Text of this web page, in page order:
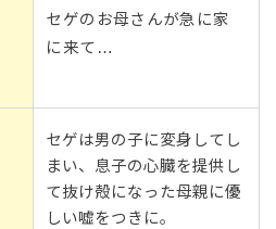
セゲのお母さんが急に家
に来て…
セゲは男の子に変身してし
まい、息子の心臓を提供し
て抜け殻になった母親に優
しい嘘をつきに。